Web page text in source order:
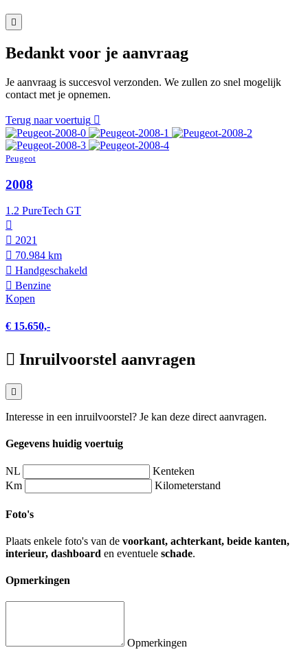
Bedankt voor je aanvraag
Je aanvraag is succesvol verzonden. We zullen zo snel mogelijk
contact met je opnemen.
Terug naar voertuig
Peugeot
2008
1.2 PureTech GT
2021
70.984 km
Hand­geschakeld
Benzine
Kopen
€ 15.650,-
Inruilvoorstel aanvragen
Interesse in een inruilvoorstel? Je kan deze direct aanvragen.
Gegevens huidig voertuig
NL
Kenteken
Km
Kilometerstand
Foto's
Plaats enkele foto's van de voorkant, achterkant, beide kanten,
interieur, dashboard en eventuele schade.
Opmerkingen
Opmerkingen